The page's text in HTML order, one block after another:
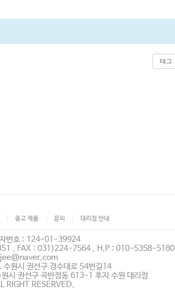
중고 제품 문의 대리점 안내
자번호 : 124-01-39924
, FAX : 031)224-7564 , H.P : 010-5358-5180
수원시 권선구 경수대로 54번길14
시 권선구 곡반정동 613-1 후지 수원 대리점
RIGHT RESERVED.